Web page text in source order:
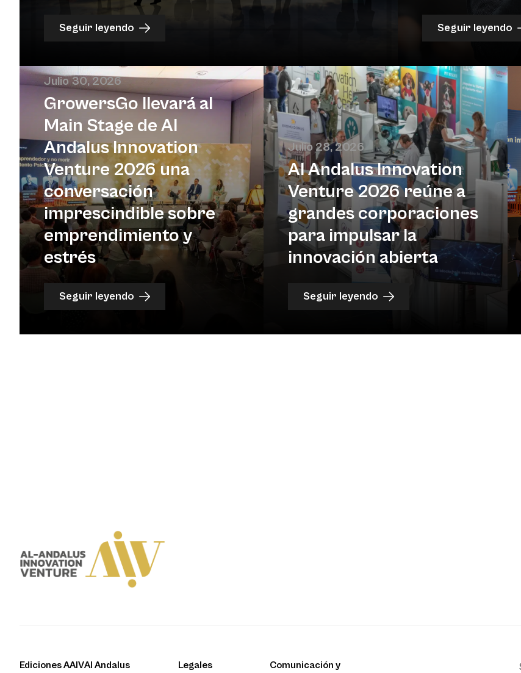
Seguir leyendo Seguir leyendo
Julio 30, 2026
GrowersGo llevará al
Main Stage de Al
Andalus Innovation
Venture 2026 una
conversación
imprescindible sobre
emprendimiento y
estrés
Seguir leyendo
Julio 28, 2026
Al Andalus Innovation
Venture 2026 reúne a
grandes corporaciones
para impulsar la
innovación abierta
Seguir leyendo
Ediciones AAIVAl Andalus
Legales
Comunicación y